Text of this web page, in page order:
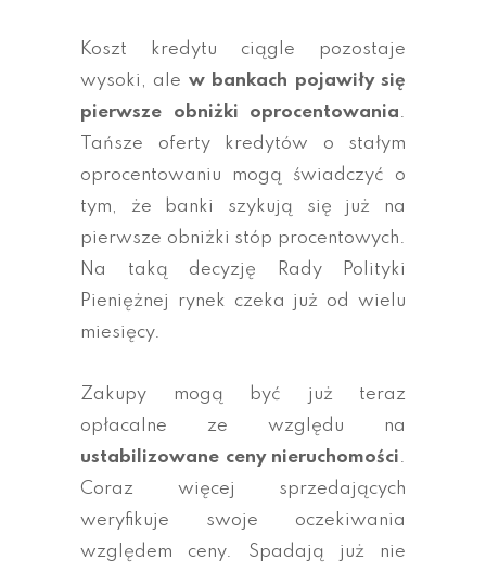
Koszt kredytu ciągle pozostaje
wysoki, ale w bankach pojawiły się
pierwsze obniżki oprocentowania.
Tańsze oferty kredytów o stałym
oprocentowaniu mogą świadczyć o
tym, że banki szykują się już na
pierwsze obniżki stóp procentowych.
Na taką decyzję Rady Polityki
Pieniężnej rynek czeka już od wielu
miesięcy.
Zakupy mogą być już teraz
opłacalne ze względu na
ustabilizowane ceny nieruchomości.
Coraz więcej sprzedających
weryfikuje swoje oczekiwania
względem ceny. Spadają już nie